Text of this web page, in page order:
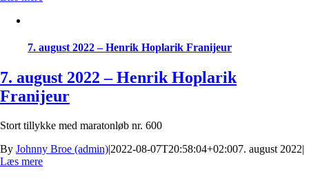
7. august 2022 – Henrik Hoplarik Franijeur
7. august 2022 – Henrik Hoplarik
Franijeur
Stort tillykke med maratonløb nr. 600
By Johnny Broe (admin)|2022-08-07T20:58:04+02:007. august 2022|
Læs mere